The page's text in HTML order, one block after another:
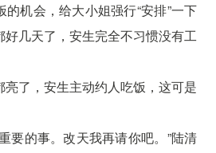
机会，给大小姐强行“安排”一下
几天了，安生完全不习惯没有工
亮了，安生主动约人吃饭，这可是
要的事。改天我再请你吧。”陆清